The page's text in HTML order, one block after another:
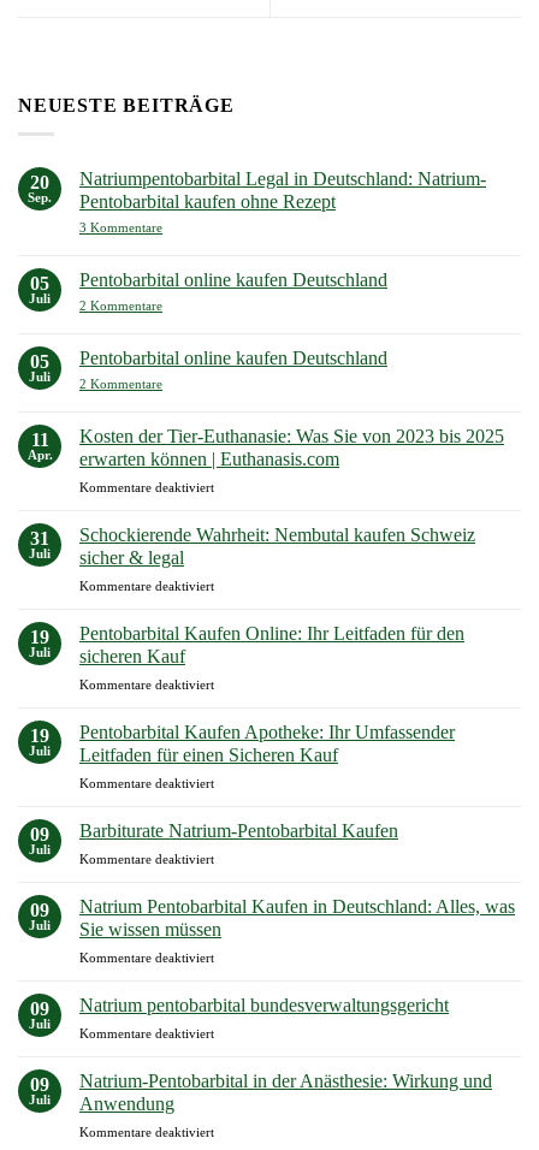
NEUESTE BEITRÄGE
20
Sep.
Natriumpentobarbital Legal in Deutschland: Natrium-
Pentobarbital kaufen ohne Rezept
3 Kommentarezu
in
Deutschland:
Natrium-
ohne
Rezept
05
Juli
Pentobarbital online kaufen Deutschland
2 Kommentarezu
kaufen
Deutschland
05
Juli
Pentobarbital online kaufen Deutschland
2 Kommentarezu
kaufen
Deutschland
11
Apr.
Kosten der Tier-Euthanasie: Was Sie von 2023 bis 2025
erwarten können | Euthanasis.com
Kommentare deaktiviertfür
der
Tier-
Was
von
2025
können
|
31
Juli
Schockierende Wahrheit: Nembutal kaufen Schweiz
sicher & legal
Kommentare deaktiviertfür
Wahrheit:
Nembutal
Schweiz
&
legal
19
Juli
Pentobarbital Kaufen Online: Ihr Leitfaden für den
sicheren Kauf
Kommentare deaktiviertfür
Kaufen
Online:
Ihr
Leitfaden
den
Kauf
19
Juli
Pentobarbital Kaufen Apotheke: Ihr Umfassender
Leitfaden für einen Sicheren Kauf
Kommentare deaktiviertfür
Kaufen
Apotheke:
Ihr
Leitfaden
für
Sicheren
09
Juli
Barbiturate Natrium-Pentobarbital Kaufen
Kommentare deaktiviertfür
Natrium-
Pentobarbital
Kaufen
09
Juli
Natrium Pentobarbital Kaufen in Deutschland: Alles, was
Sie wissen müssen
Kommentare deaktiviertfür
Pentobarbital
Kaufen
in
Alles,
wissen
09
Juli
Natrium pentobarbital bundesverwaltungsgericht
Kommentare deaktiviertfür
pentobarbital
bundesverwaltungsgericht
09
Juli
Natrium-Pentobarbital in der Anästhesie: Wirkung und
Anwendung
Kommentare deaktiviertfür